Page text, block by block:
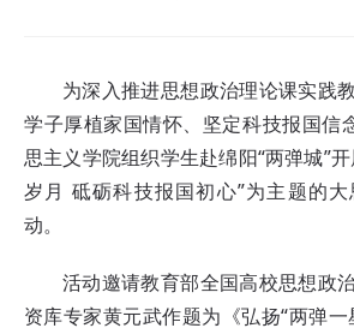
为深入推进思想政治理论课实践
学子厚植家国情怀、坚定科技报国信
思主义学院组织学生赴绵阳“两弹城”
岁月 砥砺科技报国初心”为主题的
动。
活动邀请教育部全国高校思想政
资库专家黄元武作题为《弘扬“两弹